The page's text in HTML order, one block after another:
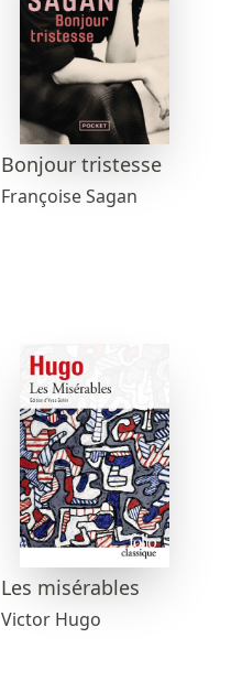
Bonjour tristesse
Françoise Sagan
Les misérables
Victor Hugo